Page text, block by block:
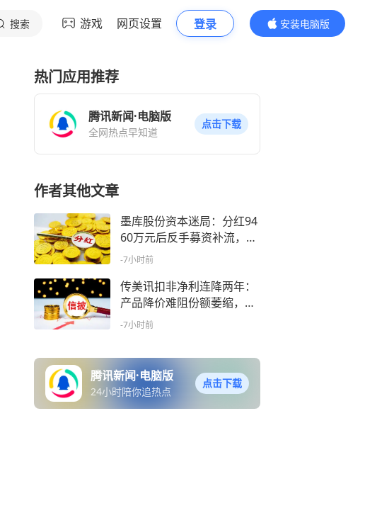
搜索 游戏 网页设置 登录
安装电脑版
内容更精彩
热门应用推荐
腾讯新闻·电脑版
全网热点早知道
点击下载
作者其他文章
墨库股份资本迷局：分红94
60万元后反手募资补流，控
制权更迭暗藏三重隐忧丨读
-7小时前
传美讯扣非净利连降两年：
产品降价难阻份额萎缩，关
联交易毛利率“倒挂”引监管
-7小时前
腾讯新闻·电脑版
24小时陪你追热点
点击下载